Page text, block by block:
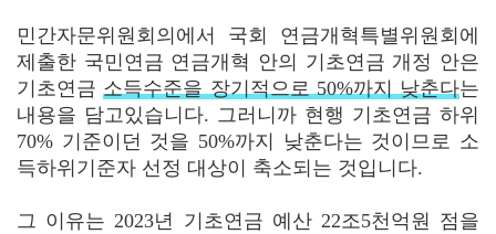
민간자문위원회의에서 국회 연금개혁특별위원회에
제출한 국민연금 연금개혁 안의 기초연금 개정 안은
기초연금소득수준을 장기적으로 50%까지 낮춘다는
내용을 담고있습니다. 그러니까 현행 기초연금 하위
70% 기준이던 것을 50%까지 낮춘다는 것이므로 소
득하위기준자 선정 대상이 축소되는 것입니다.
그 이유는 2023년 기초연금 예산 22조5천억원 점을